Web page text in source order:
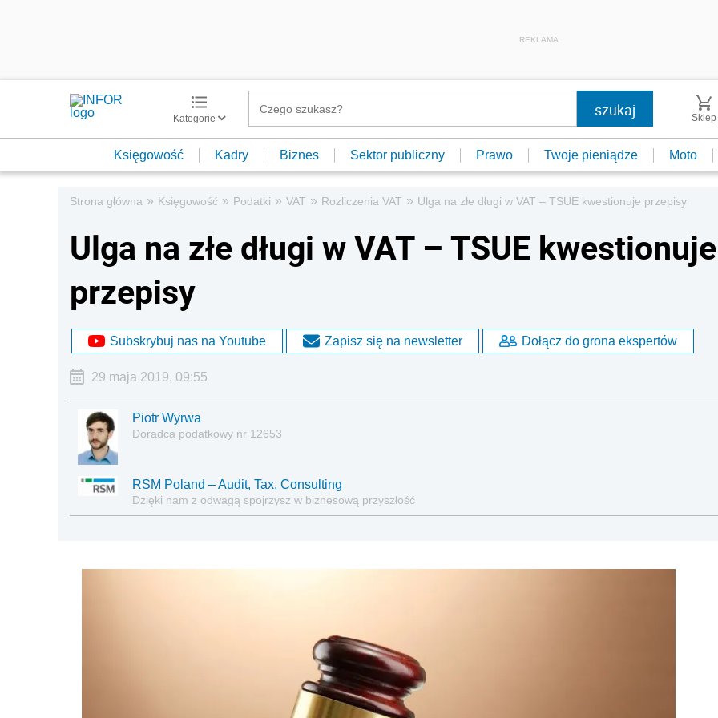
REKLAMA
Kategorie Sklep
Księgowość Kadry Biznes Sektor publiczny Prawo Twoje pieniądze Moto
Strona główna » Księgowość » Podatki » VAT » Rozliczenia VAT » Ulga na złe długi w VAT – TSUE kwestionuje przepisy
Ulga na złe długi w VAT – TSUE kwestionuje
przepisy
Subskrybuj nas na Youtube Zapisz się na newsletter Dołącz do grona ekspertów
29 maja 2019, 09:55
Piotr Wyrwa
Doradca podatkowy nr 12653
RSM Poland – Audit, Tax, Consulting
Dzięki nam z odwagą spojrzysz w biznesową przyszłość